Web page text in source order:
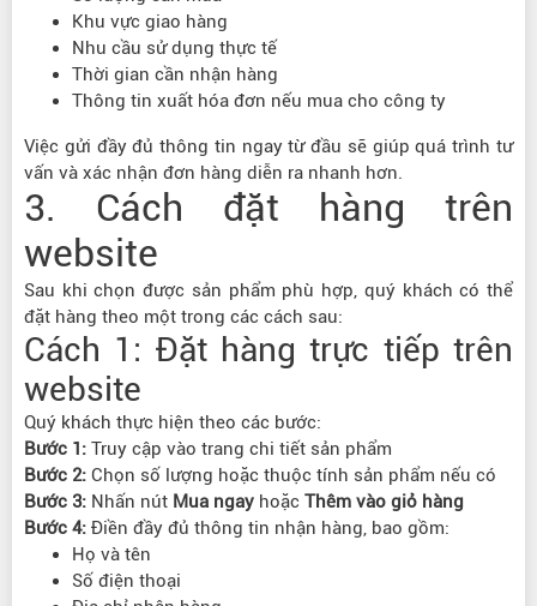
Khu vực giao hàng
Nhu cầu sử dụng thực tế
Thời gian cần nhận hàng
Thông tin xuất hóa đơn nếu mua cho công ty
Việc gửi đầy đủ thông tin ngay từ đầu sẽ giúp quá trình tư
vấn và xác nhận đơn hàng diễn ra nhanh hơn.
3. Cách đặt hàng trên
website
Sau khi chọn được sản phẩm phù hợp, quý khách có thể
đặt hàng theo một trong các cách sau:
Cách 1: Đặt hàng trực tiếp trên
website
Quý khách thực hiện theo các bước:
Bước 1: Truy cập vào trang chi tiết sản phẩm
Bước 2: Chọn số lượng hoặc thuộc tính sản phẩm nếu có
Bước 3: Nhấn nút Mua ngay hoặc Thêm vào giỏ hàng
Bước 4: Điền đầy đủ thông tin nhận hàng, bao gồm:
Họ và tên
Số điện thoại